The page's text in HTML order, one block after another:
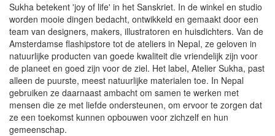
Sukha betekent 'joy of life' in het Sanskriet. In de winkel en studio
worden mooie dingen bedacht, ontwikkeld en gemaakt door een
team van designers, makers, illustratoren en huisdichters. Van de
Amsterdamse flashipstore tot de ateliers in Nepal, ze geloven in
natuurlijke producten van goede kwaliteit die vriendelijk zijn voor
de planeet en goed zijn voor de ziel. Het label, Atelier Sukha, past
alleen de puurste, meest natuurlijke materialen toe. In Nepal
gebruiken ze daarnaast ambacht om samen te werken met
mensen die ze met liefde ondersteunen, om ervoor te zorgen dat
ze een toekomst kunnen opbouwen voor zichzelf en hun
gemeenschap.